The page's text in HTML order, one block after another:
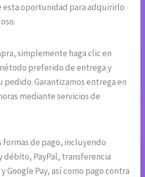
esta oportunidad para adquirirlo
simplemente haga clic en
preferido de entrega y
pedido. Garantizamos entrega en
mediante servicios de
formas de pago, incluyendo
débito, PayPal, transferencia
Google Pay, así como pago contra